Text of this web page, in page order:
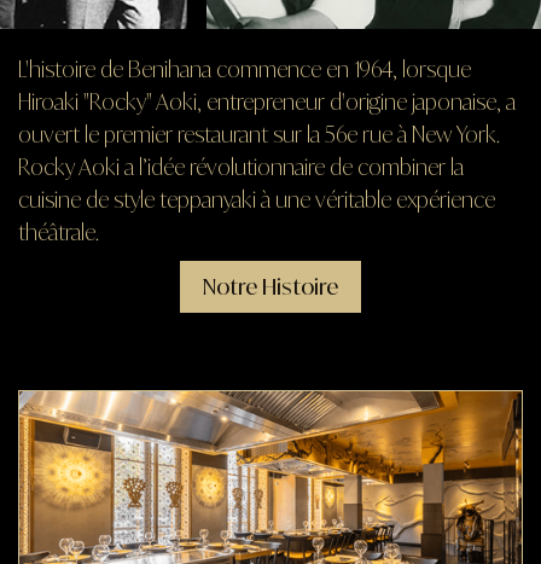
L'histoire de Benihana commence en 1964, lorsque
Hiroaki "Rocky" Aoki, entrepreneur d'origine japonaise, a
ouvert le premier restaurant sur la 56e rue à New York.
Rocky Aoki a l’idée révolutionnaire de combiner la
cuisine de style teppanyaki à une véritable expérience
théâtrale.
Notre Histoire